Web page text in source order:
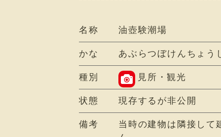
名称 油壺験潮場
かな あぶらつぼけんちょう
種別 見所・観光
状態 現存するが非公開
備考
当時の建物は隣接して